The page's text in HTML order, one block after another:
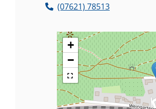
+
−
(07621) 78513